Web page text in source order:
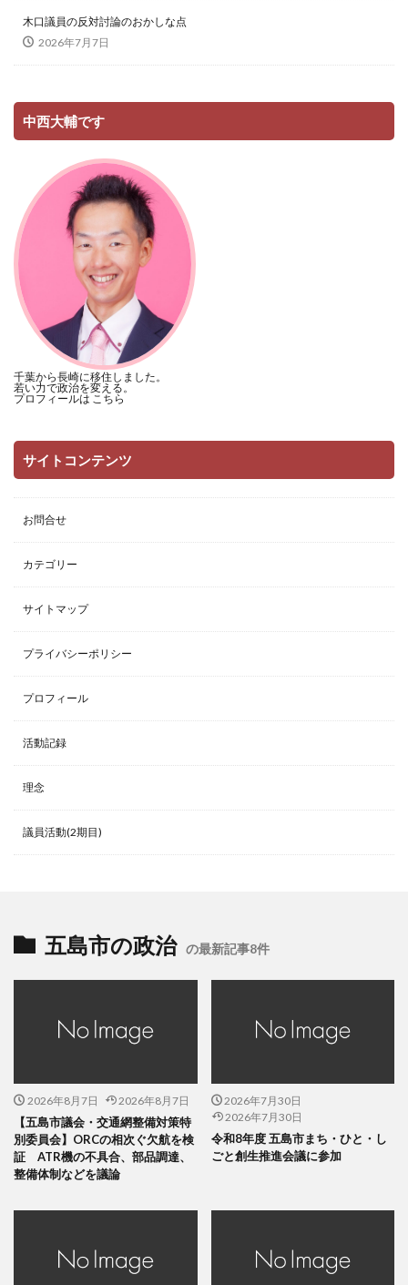
木口議員の反対討論のおかしな点
2026年7月7日
中西大輔です
千葉から長崎に移住しました。
若い力で政治を変える。
プロフィールは こちら
サイトコンテンツ
お問合せ
カテゴリー
サイトマップ
プライバシーポリシー
プロフィール
活動記録
理念
議員活動(2期目)
五島市の政治 の最新記事8件
2026年8月7日 2026年8月7日
【五島市議会・交通網整備対策特
別委員会】ORCの相次ぐ欠航を検
証 ATR機の不具合、部品調達、
整備体制などを議論
2026年7月30日
2026年7月30日
令和8年度 五島市まち・ひと・し
ごと創生推進会議に参加